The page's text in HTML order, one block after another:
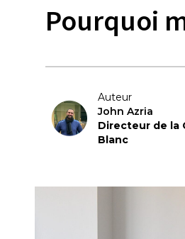
Pourquoi
Auteur
John Azria
Directeur de la
Blanc